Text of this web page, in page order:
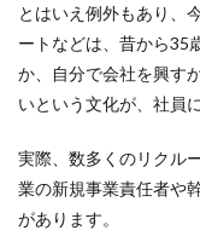
とはいえ例外もあり、
ートなどは、昔から35
か、自分で会社を興す
いという文化が、社員
実際、数多くのリクル
業の新規事業責任者や
があります。